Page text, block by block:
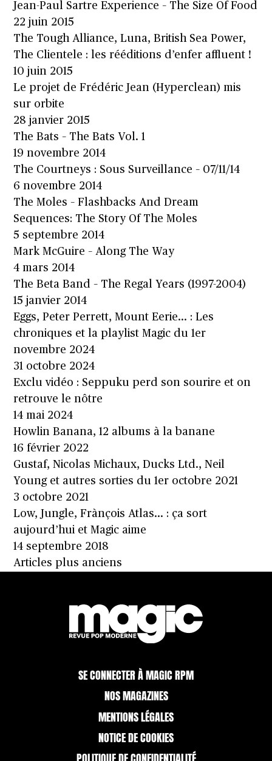
Jean-Paul Sartre Experience – The Size Of Food
22 juin 2015
The Tough Alliance, Luna, British Sea Power,
The Clientele : les rééditions d’enfer affluent !
10 juin 2015
Le projet de Frédéric Jean (Hyperclean) mis
sur orbite
28 janvier 2015
The Bats – The Bats Vol. 1
19 novembre 2014
The Courtneys : Sous Surveillance – 07/11/14
6 novembre 2014
The Moles – Flashbacks And Dream
Sequences: The Story Of The Moles
5 septembre 2014
Mark McGuire – Along The Way
4 mars 2014
The Beta Band – The Regal Years (1997-2004)
15 janvier 2014
Eggs, Peter Perrett, Mount Eerie… : Les
chroniques et la playlist Magic du 1er
novembre 2024
31 octobre 2024
Exclu vidéo : Seppuku perd son sourire et on
retrouve le nôtre
14 mai 2024
Howlin Banana, 12 albums à la banane
16 février 2022
Gustaf, Nicolas Michaux, Ducks Ltd., Neil
Young et autres sorties du 1er octobre 2021
3 octobre 2021
Low, Jungle, Frànçois Atlas… : ça sort
aujourd’hui et Magic aime
14 septembre 2018
Navigation
Articles plus anciens
SE CONNECTER À MAGIC RPM
NOS MAGAZINES
MENTIONS LÉGALES
NOTICE DE COOKIES